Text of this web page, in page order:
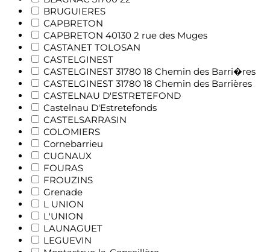
BRUGUIERES
CAPBRETON
CAPBRETON 40130 2 rue des Muges
CASTANET TOLOSAN
CASTELGINEST
CASTELGINEST 31780 18 Chemin des Barri�res
CASTELGINEST 31780 18 Chemin des Barrières
CASTELNAU D'ESTRETEFOND
Castelnau D'Estretefonds
CASTELSARRASIN
COLOMIERS
Cornebarrieu
CUGNAUX
FOURAS
FROUZINS
Grenade
L UNION
L'UNION
LAUNAGUET
LEGUEVIN